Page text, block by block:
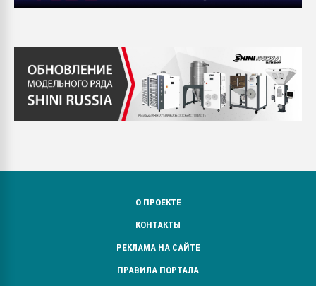
О ПРОЕКТЕ
КОНТАКТЫ
РЕКЛАМА НА САЙТЕ
ПРАВИЛА ПОРТАЛА